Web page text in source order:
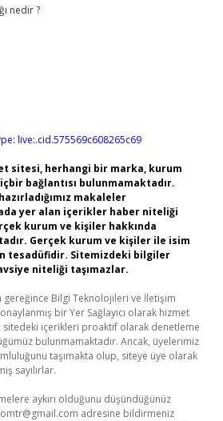
nedir ?
live:.cid.575569c608265c69
sitesi, herhangi bir marka, kurum
bağlantısı bulunmamaktadır.
makaleler
yer alan içerikler haber niteliği
kurum ve kişiler hakkında
Gerçek kurum ve kişiler ile isim
tesadüfidir. Sitemizdeki bilgiler
niteliği taşımazlar.
gereğince Bilgi Teknolojileri ve İletişim
bir Yer Sağlayıcı olarak hizmet
içerikleri proaktif olarak denetleme
bulunmamaktadır. Ancak, üyelerimiz
taşımakta olup, siteye üye olarak
sayılırlar.
aykırı olduğunu düşündüğünüz
adresine bildirmeniz